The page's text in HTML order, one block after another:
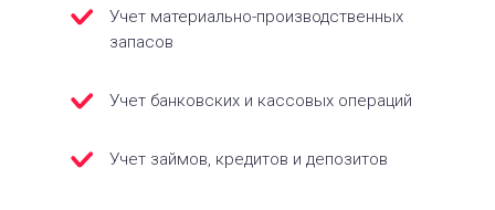
Учет материально-производственных
запасов
Учет банковских и кассовых операций
Учет займов, кредитов и депозитов